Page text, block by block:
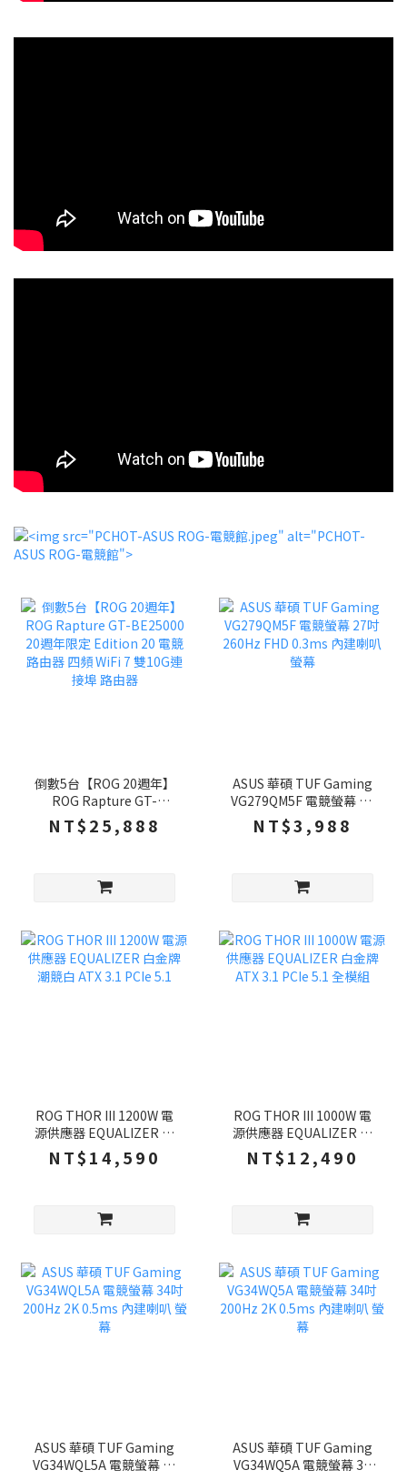
倒數5台【ROG 20週年】
ROG Rapture GT-
BE25000 20週年限定
Edition 20 電競路由器 四
NT$25,888
ASUS 華碩 TUF Gaming
VG279QM5F 電競螢幕 27
吋 260Hz FHD 0.3ms 內建
喇叭 螢幕
NT$3,988
ROG THOR III 1200W 電
源供應器 EQUALIZER 白
金牌 潮競白 ATX 3.1 PCIe
5.1
NT$14,590
ROG THOR III 1000W 電
源供應器 EQUALIZER 白
金牌 ATX 3.1 PCIe 5.1 全
模組
NT$12,490
ASUS 華碩 TUF Gaming
VG34WQL5A 電競螢幕 34
ASUS 華碩 TUF Gaming
VG34WQ5A 電競螢幕 34